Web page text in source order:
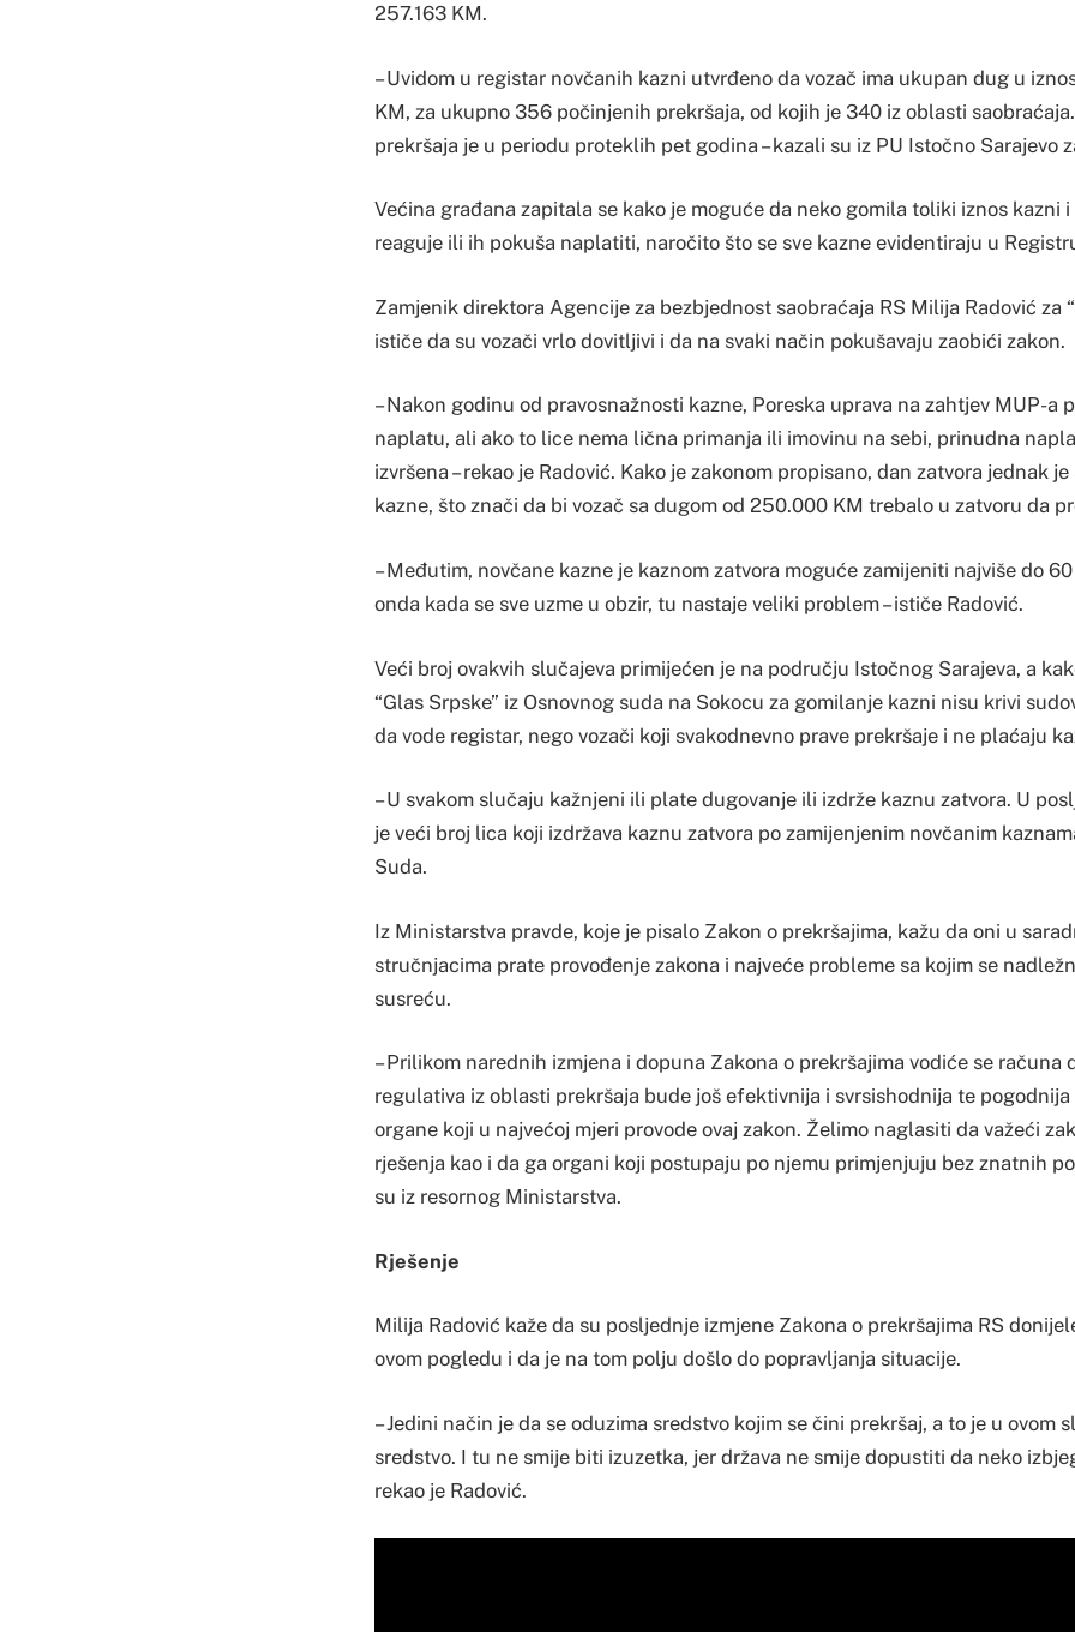
257.163 KM.
– Uvidom u registar novčanih kazni utvrđeno da vozač ima ukupan dug u
KM, za ukupno 356 počinjenih prekršaja, od kojih je 340 iz oblasti
prekršaja je u periodu proteklih pet godina – kazali su iz PU Istočno Sarajevo
Većina građana zapitala se kako je moguće da neko gomila toliki iznos kazni
reaguje ili ih pokuša naplatiti, naročito što se sve kazne evidentiraju u
Zamjenik direktora Agencije za bezbjednost saobraćaja RS Milija Radović za
ističe da su vozači vrlo dovitljivi i da na svaki način pokušavaju zaobići zakon.
– Nakon godinu od pravosnažnosti kazne, Poreska uprava na zahtjev MUP-a
naplatu, ali ako to lice nema lična primanja ili imovinu na sebi, prinudna
izvršena – rekao je Radović. Kako je zakonom propisano, dan zatvora jednak
kazne, što znači da bi vozač sa dugom od 250.000 KM trebalo u zatvoru da
– Međutim, novčane kazne je kaznom zatvora moguće zamijeniti najviše do
onda kada se sve uzme u obzir, tu nastaje veliki problem – ističe Radović.
Veći broj ovakvih slučajeva primijećen je na području Istočnog Sarajeva, a
“Glas Srpske” iz Osnovnog suda na Sokocu za gomilanje kazni nisu krivi
da vode registar, nego vozači koji svakodnevno prave prekršaje i ne plaćaju
– U svakom slučaju kažnjeni ili plate dugovanje ili izdrže kaznu zatvora. U
je veći broj lica koji izdržava kaznu zatvora po zamijenjenim novčanim
Suda.
Iz Ministarstva pravde, koje je pisalo Zakon o prekršajima, kažu da oni u
stručnjacima prate provođenje zakona i najveće probleme sa kojim se
susreću.
– Prilikom narednih izmjena i dopuna Zakona o prekršajima vodiće se računa
regulativa iz oblasti prekršaja bude još efektivnija i svrsishodnija te pogodnija
organe koji u najvećoj mjeri provode ovaj zakon. Želimo naglasiti da važeći
rješenja kao i da ga organi koji postupaju po njemu primjenjuju bez znatnih
su iz resornog Ministarstva.
Rješenje
Milija Radović kaže da su posljednje izmjene Zakona o prekršajima RS
ovom pogledu i da je na tom polju došlo do popravljanja situacije.
– Jedini način je da se oduzima sredstvo kojim se čini prekršaj, a to je u ovom
sredstvo. I tu ne smije biti izuzetka, jer država ne smije dopustiti da neko
rekao je Radović.